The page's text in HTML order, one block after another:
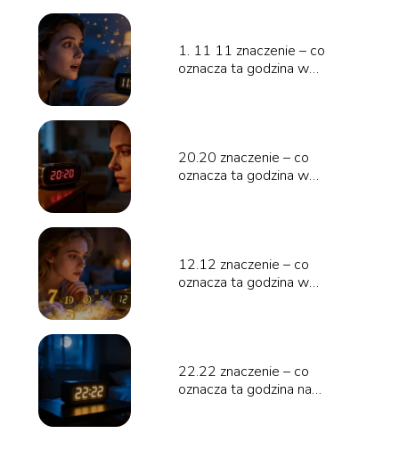
1. 11 11 znaczenie – co
oznacza ta godzina w
20.20 znaczenie – co
oznacza ta godzina w
12.12 znaczenie – co
oznacza ta godzina w
22.22 znaczenie – co
oznacza ta godzina na